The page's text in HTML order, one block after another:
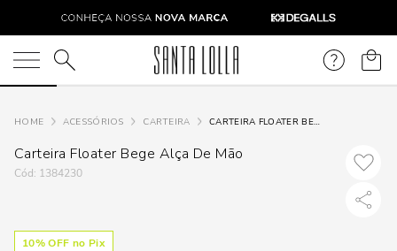
O que você está procurando?
ACESSÓRIOS CARTEIRA CARTEIRA FLOATER BEGE ALÇA DE MÃO
Carteira Floater Bege Alça De Mão
: 1384230
10% OFF no Pix